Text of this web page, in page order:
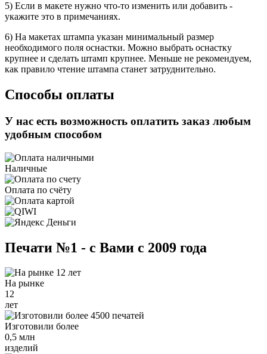
5) Если в макете нужно что-то изменить или добавить -
укажите это в примечаниях.
6) На макетах штампа указан минимальный размер
необходимого поля оснастки. Можно выбрать оснастку
крупнее и сделать штамп крупнее. Меньше не рекомендуем,
как правило чтение штампа станет затруднительно.
Способы оплаты
У нас есть возможность оплатить заказ любым
удобным способом
Наличные
Оплата по счёту
Печати №1 - с Вами с 2009 года
На рынке
12
лет
Изготовили более
0,5 млн
изделий